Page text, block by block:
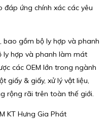
ứng chính xác các yêu
gồm bộ ly hợp và phanh
ly hợp và phanh làm mát
các OEM lớn trong ngành
giấy & giấy, xử lý vật liệu,
rộng rãi trên toàn thế giới.
KT Hưng Gia Phát